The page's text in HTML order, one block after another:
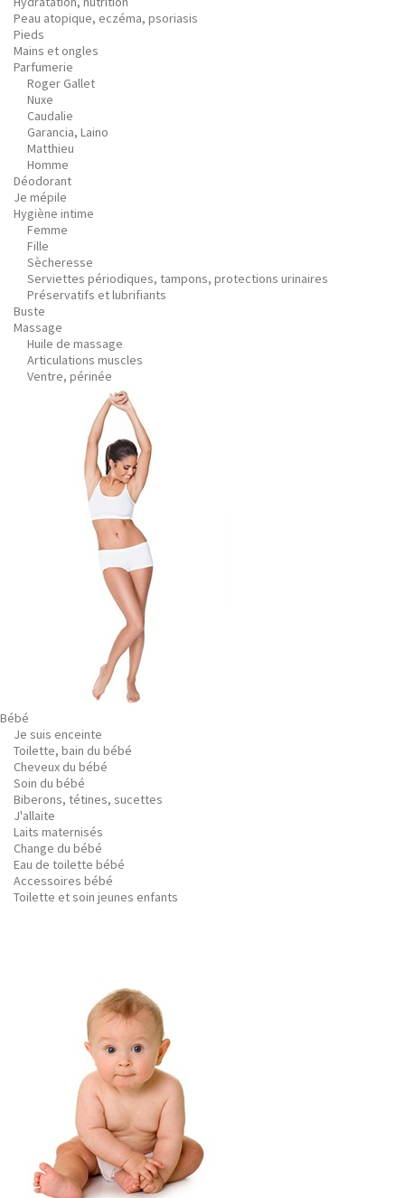
Peau atopique, eczéma, psoriasis
Pieds
Mains et ongles
Parfumerie
Roger Gallet
Nuxe
Caudalie
Garancia, Laino
Matthieu
Homme
Déodorant
Je mépile
Hygiène intime
Femme
Fille
Sècheresse
Serviettes périodiques, tampons, protections urinaires
Préservatifs et lubrifiants
Buste
Massage
Huile de massage
Articulations muscles
Ventre, périnée
Bébé
Je suis enceinte
Toilette, bain du bébé
Cheveux du bébé
Soin du bébé
Biberons, tétines, sucettes
J'allaite
Laits maternisés
Change du bébé
Eau de toilette bébé
Accessoires bébé
Toilette et soin jeunes enfants